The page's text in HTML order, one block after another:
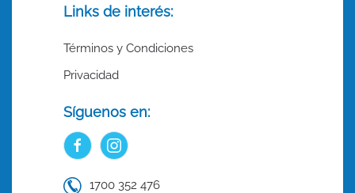
Links de interés:
Términos y Condiciones
Privacidad
Síguenos en:
1700 352 476